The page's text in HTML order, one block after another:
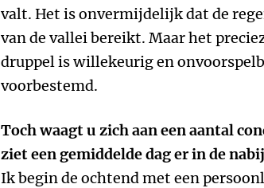
valt. Het is onvermijdelijk dat de
van de vallei bereikt. Maar het
druppel is willekeurig en
voorbestemd.
Toch waagt u zich aan een aantal
ziet een gemiddelde dag er in de
Ik begin de ochtend met een